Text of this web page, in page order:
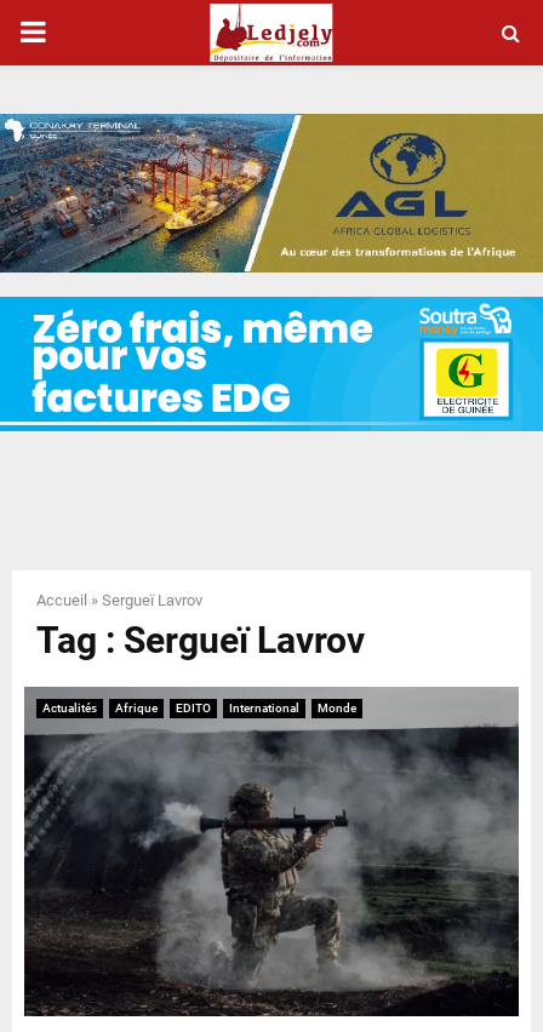
P
I
M
A
Y
N
U
Accueil » Sergueï Lavrov
Tag : Sergueï Lavrov
Actualités Afrique EDITO International Monde